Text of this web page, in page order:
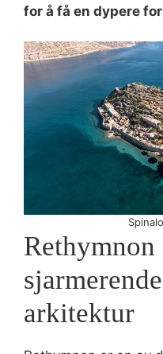
for å få en dypere
arkitektur